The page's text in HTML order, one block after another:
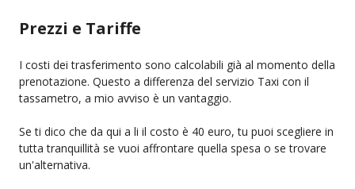
Prezzi e Tariffe
I costi dei trasferimento sono calcolabili già al momento della
prenotazione. Questo a differenza del servizio Taxi con il
tassametro, a mio avviso è un vantaggio.
Se ti dico che da qui a li il costo è 40 euro, tu puoi scegliere in
tutta tranquillità se vuoi affrontare quella spesa o se trovare
un'alternativa.